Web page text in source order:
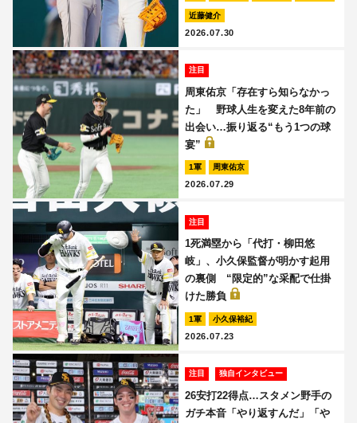
近藤健介
2026.07.30
注目
周東佑京「存在すら知らなかっ
た」 野球人生を変えた8年前の
出会い…振り返る“もう1つの球
宴”
1軍 周東佑京
2026.07.29
注目
1死満塁から「代打・柳田悠
岐」、小久保監督が明かす起用
の裏側 “限定的”な采配で仕掛
けた勝負
1軍 小久保裕紀
2026.07.23
注目 独自インタビュー
26安打22得点…スタメン野手の
ガチ本音「やり返すんだ」「や